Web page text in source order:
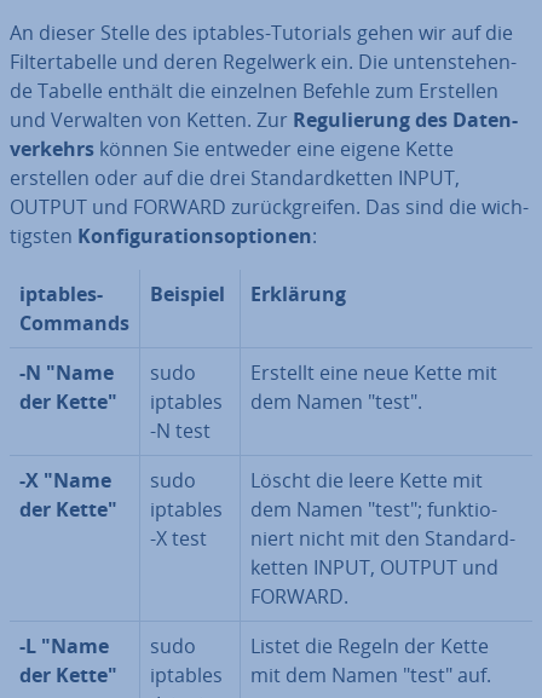
An dieser Stelle des iptables-Tutorials gehen wir auf die
Fil­ter­ta­bel­le und deren Regelwerk ein. Die un­ten­ste­hen­
de Tabelle enthält die einzelnen Befehle zum Erstellen
und Verwalten von Ketten. Zur Re­gu­lie­rung des Da­ten­
ver­kehrs können Sie entweder eine eigene Kette
erstellen oder auf die drei Stan­dard­ket­ten INPUT,
OUTPUT und FORWARD zu­rück­grei­fen. Das sind die wich­
tigs­ten Kon­fi­gu­ra­ti­ons­op­tio­nen:
iptables-
Commands
Beispiel Erklärung
-N "Name
der Kette"
sudo
iptables
-N test
Erstellt eine neue Kette mit
dem Namen "test".
-X "Name
der Kette"
sudo
iptables
-X test
Löscht die leere Kette mit
dem Namen "test"; funk­tio­
niert nicht mit den Stan­dard­
ket­ten INPUT, OUTPUT und
FORWARD.
-L "Name
der Kette"
sudo
iptables
Listet die Regeln der Kette
mit dem Namen "test" auf.